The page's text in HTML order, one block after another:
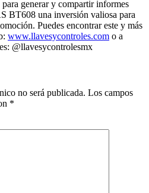
generar y compartir informes
BT608 una inversión valiosa para
Puedes encontrar este y más
www.llavesycontroles.com o a
@llavesycontrolesmx
no será publicada. Los campos
*